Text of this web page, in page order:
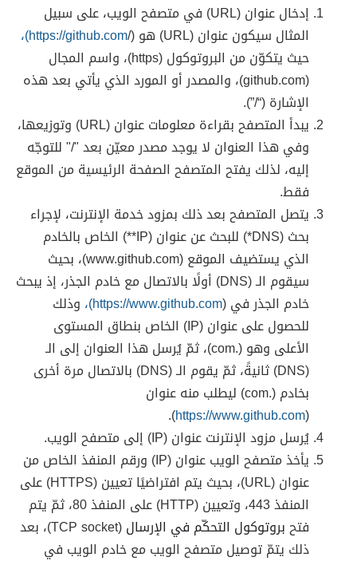
إدخال عنوان (URL) في متصفح الويب، على سبيل
المثال سيكون عنوان (URL) هو (/
https://github.com)،
حيث يتكوّن من البروتوكول (https)، واسم المجال
(github.com)، والمصدر أو المورد الذي يأتي بعد هذه
الإشارة (“/”).
يبدأ المتصفح بقراءة معلومات عنوان (URL) وتوزيعها،
وفي هذا العنوان لا يوجد مصدر معيّن بعد "/" للتوجّه
إليه، لذلك يفتح المتصفح الصفحة الرئيسية من الموقع
فقط.
يتصل المتصفح بعد ذلك بمزود خدمة الإنترنت، لإجراء
بحث (DNS*) للبحث عن عنوان (IP**) الخاص بالخادم
الذي يستضيف الموقع (www.github.com)، بحيث
سيقوم الـ (DNS) أولًا بالاتصال مع خادم الجذر، إذ يبحث
خادم الجذر في (https://www.github.com)، وذلك
للحصول على عنوان (IP) الخاص بنطاق المستوى
الأعلى وهو (.com)، ثمّ يُرسل هذا العنوان إلى الـ
(DNS) ثانيةً، ثمّ يقوم الـ (DNS) بالاتصال مرة أخرى
بخادم (.com) ليطلب منه عنوان
(
https://www.github.com
).
يُرسل مزود الإنترنت عنوان (IP) إلى متصفح الويب.
يأخذ متصفح الويب عنوان (IP) ورقم المنفذ الخاص من
عنوان (URL)، بحيث يتم افتراضيًا تعيين (HTTPS) على
المنفذ 443، وتعيين (HTTP) على المنفذ 80، ثمّ يتم
فتحبروتوكول التحكّم في الإرسال
(TCP socket)، بعد
ذلك يتمّ توصيل متصفح الويب مع خادم الويب في